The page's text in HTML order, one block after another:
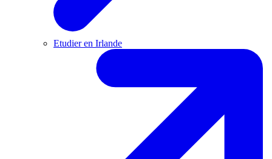
Etudier en Irlande